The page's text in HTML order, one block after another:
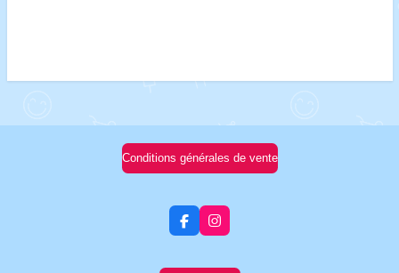
Conditions générales de vente
F
a
e
I
n
t